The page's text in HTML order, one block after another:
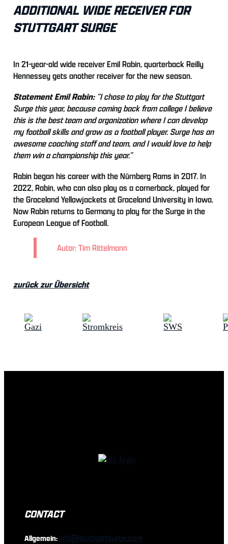
ADDITIONAL WIDE RECEIVER FOR
STUTTGART SURGE
In 21-year-old wide receiver Emil Rabin, quarterback Reilly
Hennessey gets another receiver for the new season.
Statement Emil Rabin:“I chose to play for the Stuttgart
Surge this year, because coming back from college I believe
this is the best team and organization where I can develop
my football skills and grow as a football player. Surge has an
awesome coaching staff and team, and I would love to help
them win a championship this year.”
Rabin began his career with the Nürnberg Rams in 2017. In
2022, Rabin, who can also play as a cornerback, played for
the Graceland Yellowjackets at Graceland University in Iowa.
Now Rabin returns to Germany to play for the Surge in the
European League of Football.
Autor: Tim Rittelmann
zurück zur Übersicht
CONTACT
Allgemein:info@stuttgartsurge.com